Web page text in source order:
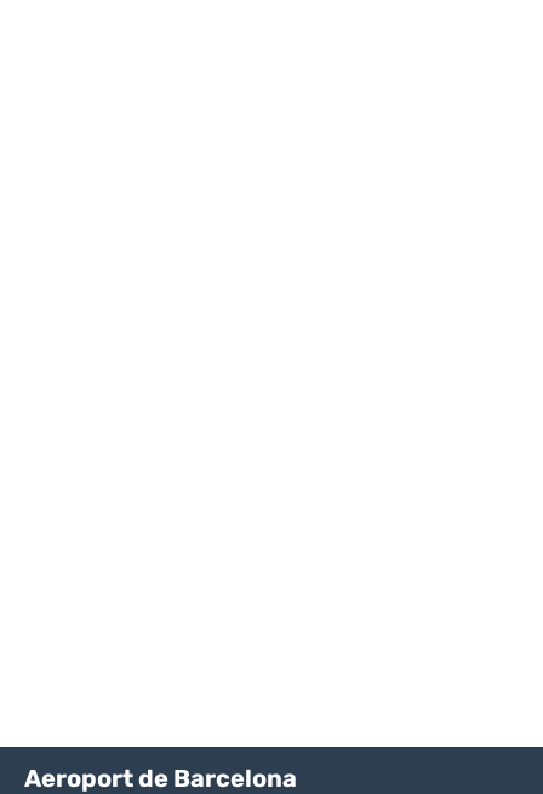
Aeroport de Barcelona